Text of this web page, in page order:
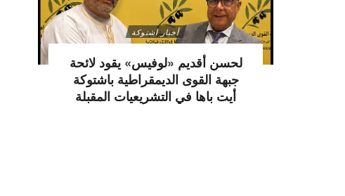
أخبار اشتوكة
لحسن أقديم «لوفيس» يقود لائحة
جبهة القوى الديمقراطية باشتوكة
أيت باها في التشريعيات المقبلة